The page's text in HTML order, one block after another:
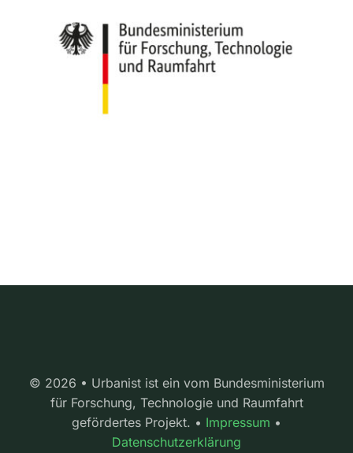
© 2026 • Urbanist ist ein vom Bundesministerium
für Forschung, Technologie und Raumfahrt
gefördertes Projekt. • Impressum •
Datenschutzerklärung